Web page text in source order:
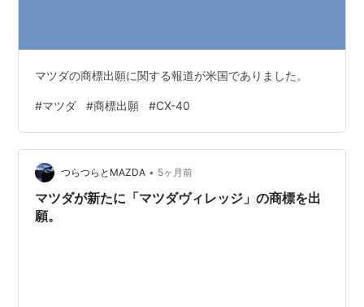
マツダの商標出願に関する報道が米国でありました。
#マツダ #商標出願 #CX-40
つらつらとMAZDA • 5ヶ月前
マツダが新たに「マツダヴィレッジ」の商標を出
願。